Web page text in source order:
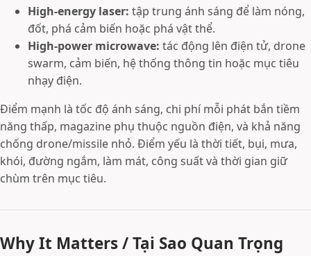
High-energy laser: tập trung ánh sáng để làm nóng,
đốt, phá cảm biến hoặc phá vật thể.
High-power microwave: tác động lên điện tử, drone
swarm, cảm biến, hệ thống thông tin hoặc mục tiêu
nhạy điện.
Điểm mạnh là tốc độ ánh sáng, chi phí mỗi phát bắn tiềm
năng thấp, magazine phụ thuộc nguồn điện, và khả năng
chống drone/missile nhỏ. Điểm yếu là thời tiết, bụi, mưa,
khói, đường ngắm, làm mát, công suất và thời gian giữ
chùm trên mục tiêu.
Why It Matters / Tại Sao Quan Trọng